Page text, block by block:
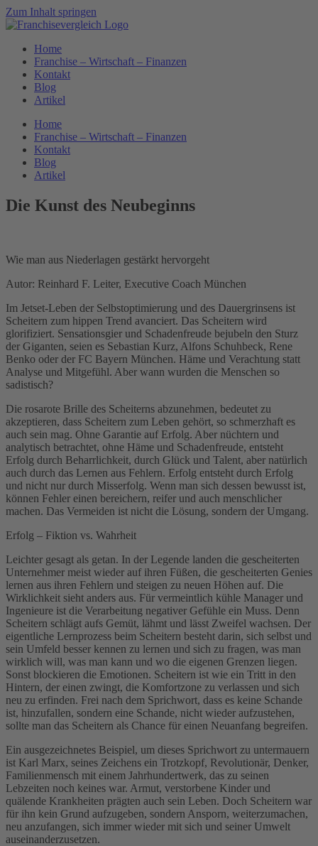
Zum Inhalt springen
Home
Franchise – Wirtschaft – Finanzen
Kontakt
Blog
Artikel
Home
Franchise – Wirtschaft – Finanzen
Kontakt
Blog
Artikel
Die Kunst des Neubeginns
Wie man aus Niederlagen gestärkt hervorgeht
Autor: Reinhard F. Leiter, Executive Coach München
Im Jetset-Leben der Selbstoptimierung und des Dauergrinsens ist
Scheitern zum hippen Trend avanciert. Das Scheitern wird
glorifiziert. Sensationsgier und Schadenfreude bejubeln den Sturz
der Giganten, seien es Sebastian Kurz, Alfons Schuhbeck, Rene
Benko oder der FC Bayern München. Häme und Verachtung statt
Analyse und Mitgefühl. Aber wann wurden die Menschen so
sadistisch?
Die rosarote Brille des Scheiterns abzunehmen, bedeutet zu
akzeptieren, dass Scheitern zum Leben gehört, so schmerzhaft es
auch sein mag. Ohne Garantie auf Erfolg. Aber nüchtern und
analytisch betrachtet, ohne Häme und Schadenfreude, entsteht
Erfolg durch Beharrlichkeit, durch Glück und Talent, aber natürlich
auch durch das Lernen aus Fehlern. Erfolg entsteht durch Erfolg
und nicht nur durch Misserfolg. Wenn man sich dessen bewusst ist,
können Fehler einen bereichern, reifer und auch menschlicher
machen. Das Vermeiden ist nicht die Lösung, sondern der Umgang.
Erfolg – Fiktion vs. Wahrheit
Leichter gesagt als getan. In der Legende landen die gescheiterten
Unternehmer meist wieder auf ihren Füßen, die gescheiterten Genies
lernen aus ihren Fehlern und steigen zu neuen Höhen auf. Die
Wirklichkeit sieht anders aus. Für vermeintlich kühle Manager und
Ingenieure ist die Verarbeitung negativer Gefühle ein Muss. Denn
Scheitern schlägt aufs Gemüt, lähmt und lässt Zweifel wachsen. Der
eigentliche Lernprozess beim Scheitern besteht darin, sich selbst und
sein Umfeld besser kennen zu lernen und sich zu fragen, was man
wirklich will, was man kann und wo die eigenen Grenzen liegen.
Sonst blockieren die Emotionen. Scheitern ist wie ein Tritt in den
Hintern, der einen zwingt, die Komfortzone zu verlassen und sich
neu zu erfinden. Frei nach dem Sprichwort, dass es keine Schande
ist, hinzufallen, sondern eine Schande, nicht wieder aufzustehen,
sollte man das Scheitern als Chance für einen Neuanfang begreifen.
Ein ausgezeichnetes Beispiel, um dieses Sprichwort zu untermauern
ist Karl Marx, seines Zeichens ein Trotzkopf, Revolutionär, Denker,
Familienmensch mit einem Jahrhundertwerk, das zu seinen
Lebzeiten noch keines war. Armut, verstorbene Kinder und
quälende Krankheiten prägten auch sein Leben. Doch Scheitern war
für ihn kein Grund aufzugeben, sondern Ansporn, weiterzumachen,
neu anzufangen, sich immer wieder mit sich und seiner Umwelt
auseinanderzusetzen.